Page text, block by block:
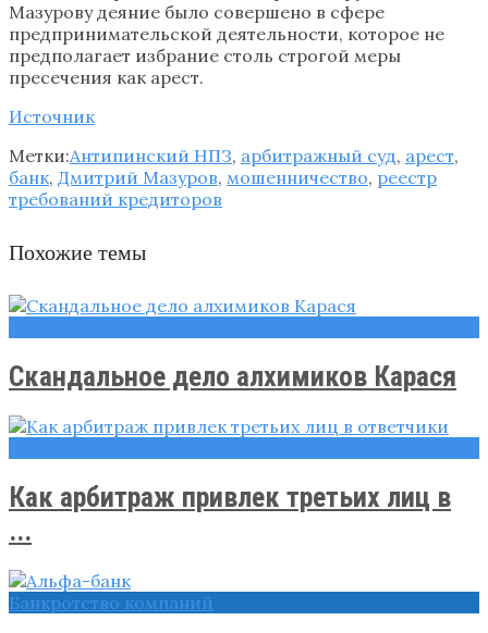
Мазурову деяние было совершено в сфере
предпринимательской деятельности, которое не
предполагает избрание столь строгой меры
пресечения как арест.
Источник
Метки:Антипинский НПЗ, арбитражный суд, арест,
банк, Дмитрий Мазуров, мошенничество, реестр
требований кредиторов
Похожие темы
Скандальное дело алхимиков Карася
Как арбитраж привлек третьих лиц в
...
Банкротство компаний